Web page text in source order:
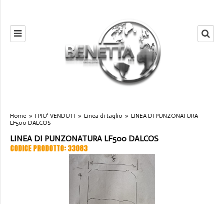
Home » I PIU' VENDUTI » Linea di taglio » LINEA DI PUNZONATURA
LF500 DALCOS
LINEA DI PUNZONATURA LF500 DALCOS
CODICE PRODOTTO: 33083